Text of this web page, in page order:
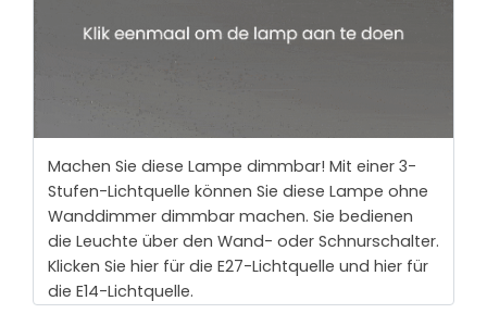
Machen Sie diese Lampe dimmbar! Mit einer 3-
Stufen-Lichtquelle können Sie diese Lampe ohne
Wanddimmer dimmbar machen. Sie bedienen
die Leuchte über den Wand- oder Schnurschalter.
Klicken Sie hier für die E27-Lichtquelle und hier für
die E14-Lichtquelle.